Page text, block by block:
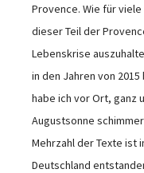
Provence. Wie für
dieser Teil der
Lebenskrise
in den Jahren von
habe ich vor Ort, ganz
Augustsonne
Mehrzahl der Texte ist
Deutschland